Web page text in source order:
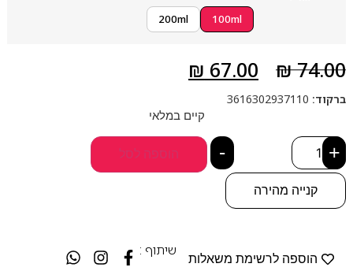
100ml
200ml
₪74.00
₪ 67.00
ברקוד: 3616302937110
קיים במלאי
- + הוספה לסל
קנייה מהירה
הוספה לרשימת משאלות
שיתוף :